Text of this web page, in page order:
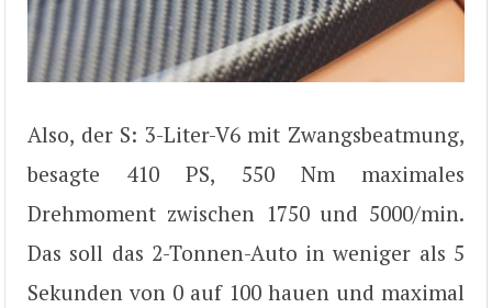
Also, der S: 3-Liter-V6 mit Zwangsbeatmung,
besagte 410 PS, 550 Nm maximales
Drehmoment zwischen 1750 und 5000/min.
Das soll das 2-Tonnen-Auto in weniger als 5
Sekunden von 0 auf 100 hauen und maximal